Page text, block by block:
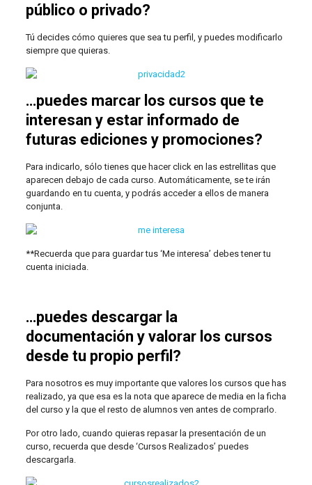
público o privado?
Tú decides cómo quieres que sea tu perfil, y puedes modificarlo
siempre que quieras.
…puedes marcar los cursos que te
interesan y estar informado de
futuras ediciones y promociones?
Para indicarlo, sólo tienes que hacer click en las estrellitas que
aparecen debajo de cada curso. Automáticamente, se te irán
guardando en tu cuenta, y podrás acceder a ellos de manera
conjunta.
**Recuerda que para guardar tus ‘Me interesa’ debes tener tu
cuenta iniciada.
…puedes descargar la
documentación y valorar los cursos
desde tu propio perfil?
Para nosotros es muy importante que valores los cursos que has
realizado, ya que esa es la nota que aparece de media en la ficha
del curso y la que el resto de alumnos ven antes de comprarlo.
Por otro lado, cuando quieras repasar la presentación de un
curso, recuerda que desde ‘Cursos Realizados’ puedes
descargarla.